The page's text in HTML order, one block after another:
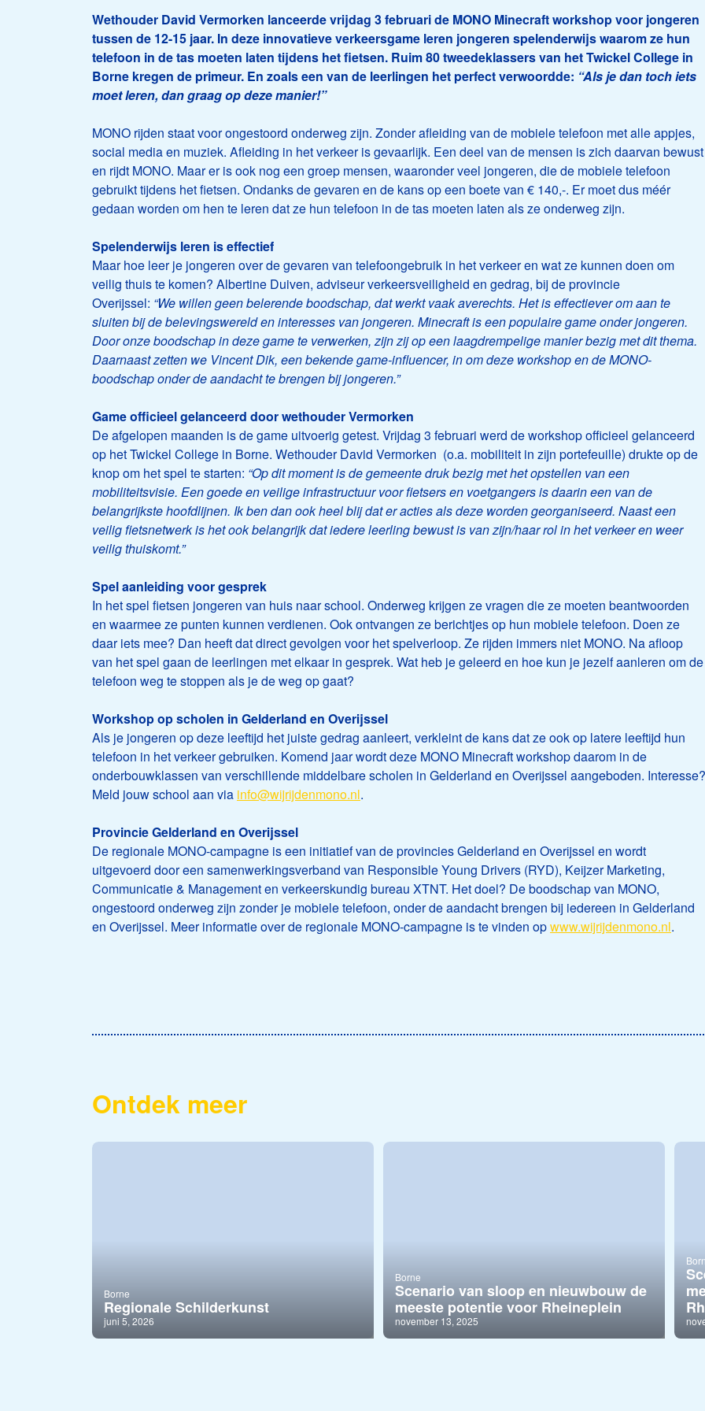
Wethouder David Vermorken lanceerde vrijdag 3 februari de MONO Minecraft workshop voor jongeren
tussen de 12-15 jaar. In deze innovatieve verkeersgame leren jongeren spelenderwijs waarom ze hun
telefoon in de tas moeten laten tijdens het fietsen. Ruim 80 tweedeklassers van het Twickel College in
Borne kregen de primeur. En zoals een van de leerlingen het perfect verwoordde: “Als je dan toch iets
moet leren, dan graag op deze manier!”
MONO rijden staat voor ongestoord onderweg zijn. Zonder afleiding van de mobiele telefoon met alle appjes,
social media en muziek. Afleiding in het verkeer is gevaarlijk. Een deel van de mensen is zich daarvan bewust
en rijdt MONO. Maar er is ook nog een groep mensen, waaronder veel jongeren, die de mobiele telefoon
gebruikt tijdens het fietsen. Ondanks de gevaren en de kans op een boete van € 140,-. Er moet dus méér
gedaan worden om hen te leren dat ze hun telefoon in de tas moeten laten als ze onderweg zijn.
Spelenderwijs leren is effectief
Maar hoe leer je jongeren over de gevaren van telefoongebruik in het verkeer en wat ze kunnen doen om
veilig thuis te komen? Albertine Duiven, adviseur verkeersveiligheid en gedrag, bij de provincie
Overijssel: “We willen geen belerende boodschap, dat werkt vaak averechts. Het is effectiever om aan te
sluiten bij de belevingswereld en interesses van jongeren. Minecraftis een populaire game onder jongeren.
Door onze boodschap in deze game te verwerken, zijn zij op een laagdrempelige manier bezig met dit thema.
Daarnaast zetten we Vincent Dik, een bekende game-influencer, in om deze workshop en de MONO-
boodschap onder de aandacht te brengen bij jongeren.”
Game officieel gelanceerd door wethouderVermorken
De afgelopen maanden is de game uitvoerig getest. Vrijdag 3 februari werd de workshop officieel gelanceerd
op het Twickel College in Borne. Wethouder David Vermorken (o.a. mobiliteit in zijn portefeuille) drukte op de
knop om het spel te starten: “Op dit moment is de gemeente druk bezig met het opstellen van een
mobiliteitsvisie. Een goede en veilige infrastructuur voor fietsers en voetgangers is daarin een van de
belangrijkste hoofdlijnen. Ik ben dan ook heel blij dat er acties als deze worden georganiseerd. Naast een
veilig fietsnetwerk is het ook belangrijk dat iedere leerling bewust is van zijn/haar rol in het verkeer en weer
veilig thuiskomt.”
Spel aanleiding voor gesprek
In het spel fietsen jongeren van huis naar school. Onderweg krijgen ze vragen die ze moeten beantwoorden
en waarmee ze punten kunnen verdienen. Ook ontvangen ze berichtjes op hun mobiele telefoon. Doen ze
daar iets mee? Dan heeft dat direct gevolgen voor het spelverloop. Ze rijden immers niet MONO. Na afloop
van het spel gaan de leerlingen met elkaar in gesprek. Wat heb je geleerd en hoe kun je jezelf aanleren om de
telefoon weg te stoppen als je de weg op gaat?
Workshop op scholen in Gelderland en Overijssel
Als je jongeren op deze leeftijd het juiste gedrag aanleert, verkleint de kans dat ze ook op latere leeftijd hun
telefoon in het verkeer gebruiken. Komend jaar wordt deze MONO Minecraft workshop daarom in de
onderbouwklassen van verschillende middelbare scholen in Gelderland en Overijssel aangeboden. Interesse?
Meld jouw school aan via info@wijrijdenmono.nl.
Provincie Gelderland en Overijssel
De regionale MONO-campagne is een initiatief van de provincies Gelderland en Overijssel en wordt
uitgevoerd door een samenwerkingsverband van Responsible Young Drivers (RYD), Keijzer Marketing,
Communicatie & Management en verkeerskundig bureau XTNT. Het doel? De boodschap van MONO,
ongestoord onderweg zijn zonder je mobiele telefoon, onder de aandacht brengen bij iedereen in Gelderland
en Overijssel. Meer informatie over de regionale MONO-campagne is te vinden opwww.wijrijdenmono.nl.
Ontdek meer
Borne
Regionale Schilderkunst
juni 5, 2026
Borne
Scenario van sloop en nieuwbouw de
meeste potentie voor Rheineplein
november 13, 2025